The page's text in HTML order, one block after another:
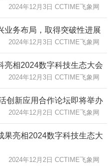
2024年12月3日 CCTIME飞象网
业务布局，取得突破性进展
2024年12月3日 CCTIME飞象网
亮相2024数字科技生态大会
2024年12月3日 CCTIME飞象网
创新应用合作论坛即将举办
2024年12月2日 CCTIME飞象网
果亮相2024数字科技生态大
2024年12月2日 CCTIME飞象网